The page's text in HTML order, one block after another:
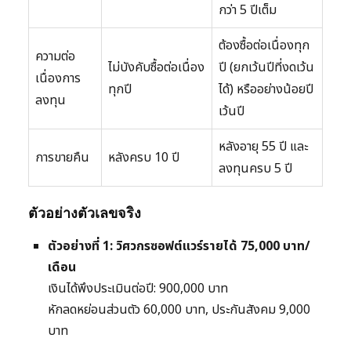
กว่า 5 ปีเต็ม
ความต่อ
เนื่องการ
ลงทุน
ไม่บังคับซื้อต่อเนื่อง
ทุกปี
ต้องซื้อต่อเนื่องทุก
ปี (ยกเว้นปีที่งดเว้น
ได้) หรืออย่างน้อยปี
เว้นปี
การขายคืน หลังครบ 10 ปี
หลังอายุ 55 ปี และ
ลงทุนครบ 5 ปี
ตัวอย่างตัวเลขจริง
ตัวอย่างที่ 1: วิศวกรซอฟต์แวร์รายได้ 75,000 บาท/
เดือน
เงินได้พึงประเมินต่อปี: 900,000 บาท
หักลดหย่อนส่วนตัว 60,000 บาท, ประกันสังคม 9,000
บาท